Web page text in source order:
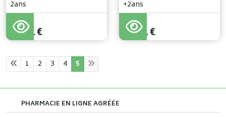
2ans
45,35
40,81€
+2ans
45,35
40,81€
1 2 3 4 5
PHARMACIE EN LIGNE AGRÉÉE